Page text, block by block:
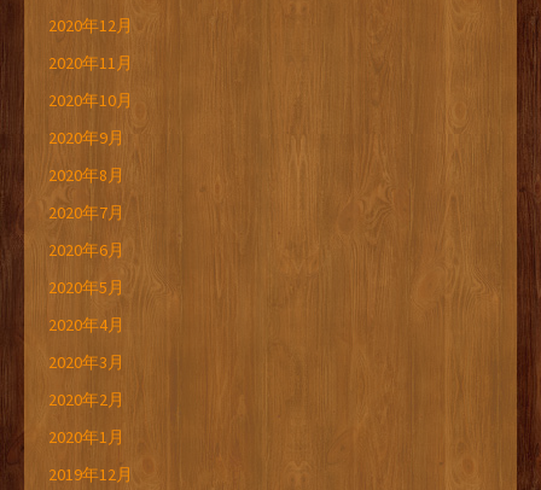
2020年12月
2020年11月
2020年10月
2020年9月
2020年8月
2020年7月
2020年6月
2020年5月
2020年4月
2020年3月
2020年2月
2020年1月
2019年12月